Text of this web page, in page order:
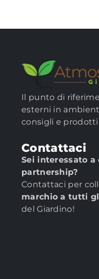
Il punto di
esterni in
consigli e
Contattaci
Sei interessato
partnership?
Contattaci per
marchio a tutti
del Giardino!